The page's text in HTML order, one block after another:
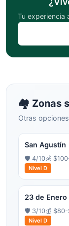
Tu experiencia
🏘️ Zonas
Otras
San Agustín
🛡️ 4/10💰
Nivel D
23 de Enero
🛡️ 3/10💰
Nivel D